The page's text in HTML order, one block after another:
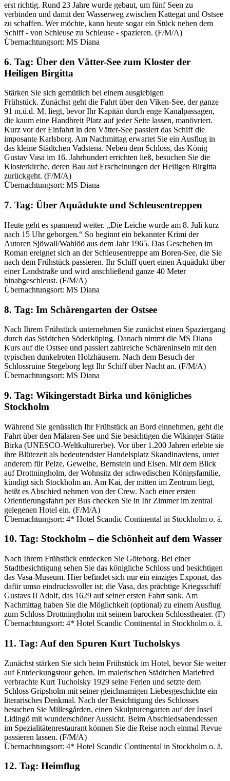
erst richtig. Rund 23 Jahre wurde gebaut, um fünf Seen zu
verbinden und damit den Wasserweg zwischen Kattegat und Ostsee
zu schaffen. Wer möchte, kann heute sogar ein Stück neben dem
Schiff - von Schleuse zu Schleuse - spazieren. (F/M/A)
Übernachtungsort: MS Diana
6. Tag: Über den Vätter-See zum Kloster der
Heiligen Birgitta
Stärken Sie sich gemütlich bei einem ausgiebigen
Frühstück. Zunächst geht die Fahrt über den Viken-See, der ganze
91 m.ü.d. M. liegt, bevor Ihr Kapitän durch enge Kanalpassagen,
die kaum eine Handbreit Platz auf jeder Seite lassen, manövriert.
Kurz vor der Einfahrt in den Vätter-See passiert das Schiff die
imposante Karlsborg. Am Nachmittag erwartet Sie ein Ausflug in
das kleine Städtchen Vadstena. Neben dem Schloss, das König
Gustav Vasa im 16. Jahrhundert errichten ließ, besuchen Sie die
Klosterkirche, deren Bau auf Erscheinungen der Heiligen Birgitta
zurückgeht. (F/M/A)
Übernachtungsort: MS Diana
7. Tag: Über Aquädukte und Schleusentreppen
Heute geht es spannend weiter. „Die Leiche wurde am 8. Juli kurz
nach 15 Uhr geborgen.“ So beginnt ein bekannter Krimi der
Autoren Sjöwall/Wahlöö aus dem Jahr 1965. Das Geschehen im
Roman ereignet sich an der Schleusentreppe am Boren-See, die Sie
nach dem Frühstück passieren. Ihr Schiff quert einen Aquädukt über
einer Landstraße und wird anschließend ganze 40 Meter
hinabgeschleust. (F/M/A)
Übernachtungsort: MS Diana
8. Tag: Im Schärengarten der Ostsee
Nach Ihrem Frühstück unternehmen Sie zunächst einen Spaziergang
durch das Städtchen Söderköping. Danach nimmt die MS Diana
Kurs auf die Ostsee und passiert zahlreiche Schäreninseln mit den
typischen dunkelroten Holzhäusern. Nach dem Besuch der
Schlossruine Stegeborg legt Ihr Schiff über Nacht an. (F/M/A)
Übernachtungsort: MS Diana
9. Tag: Wikingerstadt Birka und königliches
Stockholm
Während Sie genüsslich Ihr Frühstück an Bord einnehmen, geht die
Fahrt über den Mälaren-See und Sie besichtigen die Wikinger-Stätte
Birka (UNESCO-Weltkulturerbe). Vor über 1.200 Jahren erlebte sie
ihre Blütezeit als bedeutendster Handelsplatz Skandinaviens, unter
anderem für Pelze, Geweihe, Bernstein und Eisen. Mit dem Blick
auf Drottningholm, der Wohnsitz der schwedischen Königsfamilie,
kündigt sich Stockholm an. Am Kai, der mitten im Zentrum liegt,
heißt es Abschied nehmen von der Crew. Nach einer ersten
Orientierungsfahrt per Bus checken Sie in Ihr Zimmer im zentral
gelegenen Hotel ein. (F/M/A)
Übernachtungsort: 4* Hotel Scandic Continental in Stockholm o. ä.
10. Tag: Stockholm – die Schönheit auf dem Wasser
Nach Ihrem Frühstück entdecken Sie Göteborg. Bei einer
Stadtbesichtigung sehen Sie das königliche Schloss und besichtigen
das Vasa-Museum. Hier befindet sich nur ein einziges Exponat, das
dafür umso eindrucksvoller ist: die Vasa, das prächtige Kriegsschiff
Gustavs II Adolf, das 1629 auf seiner ersten Fahrt sank. Am
Nachmittag haben Sie die Möglichkeit (optional) zu einem Ausflug
zum Schloss Drottningholm mit seinem barocken Schlosstheater. (F)
Übernachtungsort: 4* Hotel Scandic Continental in Stockholm o. ä.
11. Tag: Auf den Spuren Kurt Tucholskys
Zunächst stärken Sie sich beim Frühstück im Hotel, bevor Sie weiter
auf Entdeckungstour gehen. Im malerischen Städtchen Mariefred
verbrachte Kurt Tucholsky 1929 seine Ferien und setzte dem
Schloss Gripsholm mit seiner gleichnamigen Liebesgeschichte ein
literarisches Denkmal. Nach der Besichtigung des Schlosses
besuchen Sie Millesgården, einen Skulpturengarten auf der Insel
Lidingö mit wunderschöner Aussicht. Beim Abschiedsabendessen
im Spezialitätenrestaurant können Sie die Reise noch einmal Revue
passieren lassen. (F/M/A)
Übernachtungsort: 4* Hotel Scandic Continental in Stockholm o. ä.
12. Tag: Heimflug